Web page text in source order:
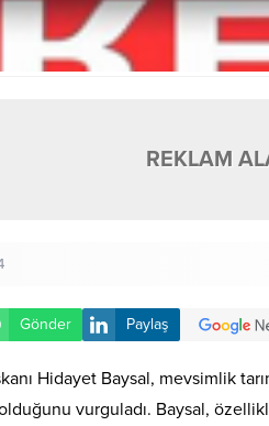
REKLAM
Gönder Paylaş
Hidayet Baysal, mevsimlik
vurguladı. Baysal,